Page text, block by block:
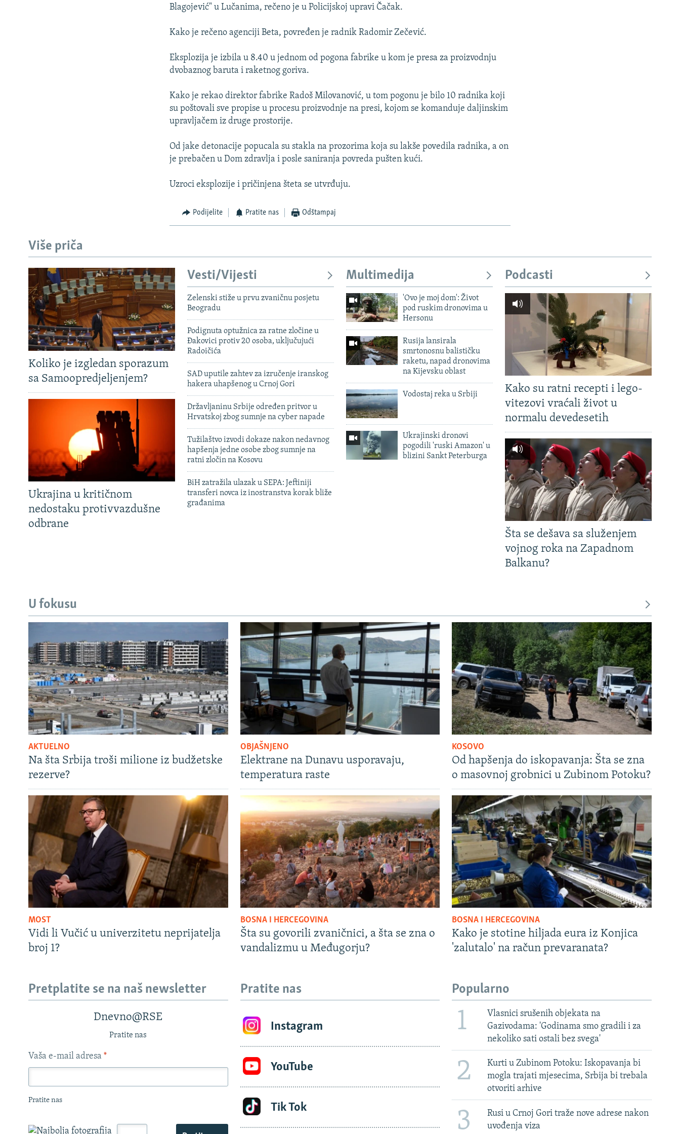
Blagojević" u Lučanima, rečeno je u Policijskoj upravi Čačak.
Kako je rečeno agenciji Beta, povređen je radnik Radomir Zečević.
Eksplozija je izbila u 8.40 u jednom od pogona fabrike u kom je presa za proizvodnju
dvobaznog baruta i raketnog goriva.
Kako je rekao direktor fabrike Radoš Milovanović, u tom pogonu je bilo 10 radnika koji
su poštovali sve propise u procesu proizvodnje na presi, kojom se komanduje daljinskim
upravljačem iz druge prostorije.
Od jake detonacije popucala su stakla na prozorima koja su lakše povedila radnika, a on
je prebačen u Dom zdravlja i posle saniranja povreda pušten kući.
Uzroci eksplozije i pričinjena šteta se utvrđuju.
Podijelite Pratite nas Odštampaj
Više priča
Koliko je izgledan sporazum
sa Samoopredjeljenjem?
Ukrajina u kritičnom
nedostaku protivvazdušne
odbrane
Vesti/Vijesti
Zelenski stiže u prvu zvaničnu posjetu
Beogradu
Podignuta optužnica za ratne zločine u
Đakovici protiv 20 osoba, uključujući
Radoičića
SAD uputile zahtev za izručenje iranskog
hakera uhapšenog u Crnoj Gori
Državljaninu Srbije određen pritvor u
Hrvatskoj zbog sumnje na cyber napade
Tužilaštvo izvodi dokaze nakon nedavnog
hapšenja jedne osobe zbog sumnje na
ratni zločin na Kosovu
BiH zatražila ulazak u SEPA: Jeftiniji
transferi novca iz inostranstva korak bliže
građanima
Multimedija
'Ovo je moj dom': Život
pod ruskim dronovima u
Hersonu
Rusija lansirala
smrtonosnu balističku
raketu, napad dronovima
na Kijevsku oblast
Vodostaj reka u Srbiji
Ukrajinski dronovi
pogodili 'ruski Amazon' u
blizini Sankt Peterburga
Podcasti
Kako su ratni recepti i lego-
vitezovi vraćali život u
normalu devedesetih
Šta se dešava sa služenjem
vojnog roka na Zapadnom
Balkanu?
U fokusu
AKTUELNO
Na šta Srbija troši milione iz budžetske
rezerve?
OBJAŠNJENO
Elektrane na Dunavu usporavaju,
temperatura raste
KOSOVO
Od hapšenja do iskopavanja: Šta se zna
o masovnoj grobnici u Zubinom Potoku?
MOST
Vidi li Vučić u univerzitetu neprijatelja
broj 1?
BOSNA I HERCEGOVINA
Šta su govorili zvaničnici, a šta se zna o
vandalizmu u Međugorju?
BOSNA I HERCEGOVINA
Kako je stotine hiljada eura iz Konjica
'zalutalo' na račun prevaranata?
Pretplatite se na naš newsletter
Dnevno@RSE
Pratite nas
Vaša e-mail adresa *
Pratite nas
Pratite nas
Instagram
YouTube
Tik Tok
Popularno
1
Vlasnici srušenih objekata na
Gazivodama: 'Godinama smo gradili i za
nekoliko sati ostali bez svega'
2
Kurti u Zubinom Potoku: Iskopavanja bi
mogla trajati mjesecima, Srbija bi trebala
otvoriti arhive
3
Rusi u Crnoj Gori traže nove adrese nakon
uvođenja viza